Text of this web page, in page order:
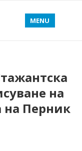
MENU
на
на Перник